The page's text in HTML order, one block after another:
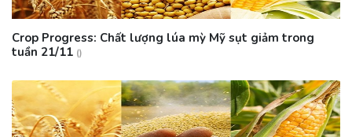
Crop Progress: Chất lượng lúa mỳ Mỹ sụt giảm trong
tuần 21/11 ()